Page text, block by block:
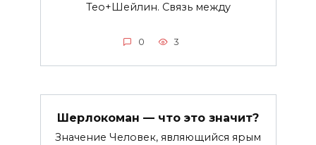
Тео+Шейлин. Связь между
0 3
Шерлокоман — что это значит?
Значение Человек, являющийся ярым